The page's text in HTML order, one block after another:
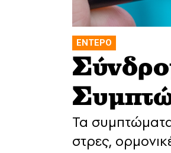
ΕΝΤΕΡΟ
Τα
στρες,